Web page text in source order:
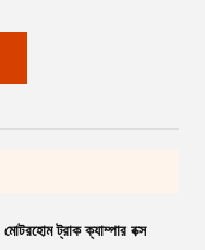
মোটরহোম ট্রাক ক্যাম্পার বক্স